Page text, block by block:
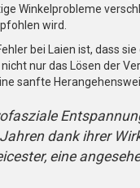
Winkelprobleme
wird.
bei Laien ist, dass
nur das Lösen der
sanfte
dank ihrer
eine